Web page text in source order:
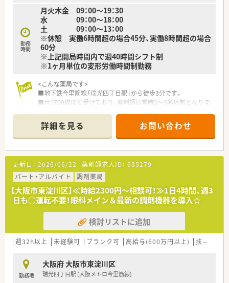
ています。
■エリアマネージャーのほかに急な応援に対応できるラウンダ
ーが20名以上在籍しており、急なお休みの際にも安心の体制で
す。
■経験豊富なベテラン社員が在籍しているため、日常の業務を通
じてお互いに切磋琢磨し合える非常に素晴らしい職場環境で
す。
勤務
時間
月火木金 09：00～19：30
水 09：00～18：00
土 09：00～13：00
※休憩 実働6時間超の場合45分、実働8時間超の場合
60分
※上記開局時間内で週40時間シフト制
※1ヶ月単位の変形労働時間制勤務
<こんな薬局です>
■地下鉄今里筋線「瑞光四丁目駅」から徒歩3分です。
■月1700枚ほど受けており、薬剤師は常時2～3名体制となりま
■住宅街の中にあり、面対応が多いです。
<こんな企業様です>
■大阪府を中心に11店舗の調剤薬局を展開しています。
■薬局事業や医薬品販売事業だけでなく、訪問看護事業やセルフ
メディケーションを推進する事業なども行っています。
■医薬品メーカーの販売部門が前身の企業ですので、安定性もご
ざいます。
■施設調剤やチームを組んでの在宅医療にも積極的に取り組ん
でいます。
■薬剤師は70名在籍していますが、離職率は家庭都合などで2～
3％程度となります。
<研修制度充実>
ています。
■認定薬剤師資格以外にも様々な資格を会社負担で取得でき、立
候補制の海外研修もございます。
詳細を見る お問い合わせ
更新日： 2026/06/22 薬剤師求人ID： 635279
パート・アルバイト
調剤薬局
【大阪市東淀川区】≪時給2300円～相談可！≫1日4時間、週3
日も○運転不要！眼科メイン＆最新の調剤機器を導入☆
検討リストに追加
週32h以上 未経験可 ブランク可 高給与(600万円以上) 扶養内勤務OK
勤務地
大阪府 大阪市東淀川区
瑞光四丁目駅 (大阪メトロ今里筋線)